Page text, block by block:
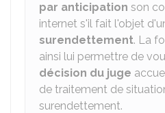
par anticipation son
internet s'il fait l'objet
surendettement. La
ainsi lui permettre de
décision du juge
de traitement de
surendettement.